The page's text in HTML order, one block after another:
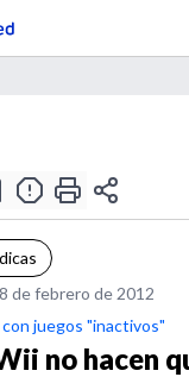
de febrero de 2012
juegos "inactivos"
no hacen